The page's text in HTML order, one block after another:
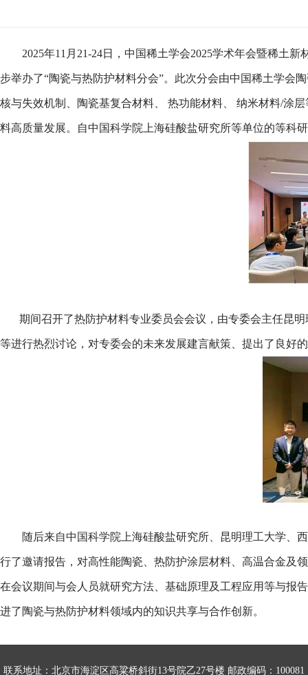
2025年11月21-24日，中国稀土学会2025学术年会暨稀土
步举办了“陶瓷与热防护材料分会”。此次分会由中国稀土学会
核与失效机制、陶瓷基复合材料、 热功能材料、 纳米材料/涂
料高质量发展。自中国科学院上海硅酸盐研究所等单位的等科
期间召开了热防护材料专业委员会会议，由专委会主任昆
等进行热烈讨论，对专委会的未来发展建言献策、提出了良好
随后来自中国科学院上海硅酸盐研究所、昆明理工大学、
行了邀请报告，对高性能陶瓷、热防护涂层材料、高温合金及
在会议期间与会人员就研究方法、基础原理及工程应用等与报
进了陶瓷与热防护材料领域内的知识共享与合作创新。
联系地址：北京市海淀区高粱桥斜街13号院乙27号楼 邮政编码：100081